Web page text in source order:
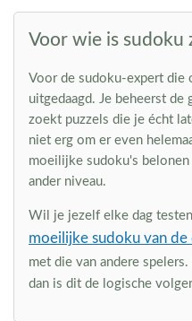
Voor wie is sudoku
Voor de sudoku-expert
uitgedaagd. Je beheerst
zoekt puzzels die je écht
niet erg om er even
moeilijke sudoku's
ander niveau.
Wil je jezelf elke dag
moeilijke sudoku van de
met die van andere
dan is dit de logische